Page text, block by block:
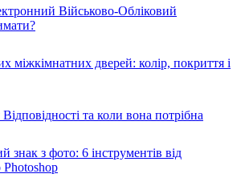
Військово-Обліковий
міжкімнатних дверей: колір, покриття і
та коли вона потрібна
знак з фото: 6 інструментів від